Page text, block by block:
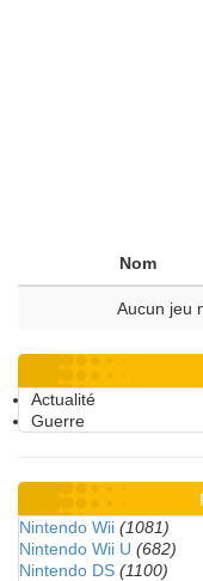
Nom
Aucun jeu
Actualité
Guerre
Nintendo Wii (1081)
Nintendo Wii U (682)
Nintendo DS (1100)